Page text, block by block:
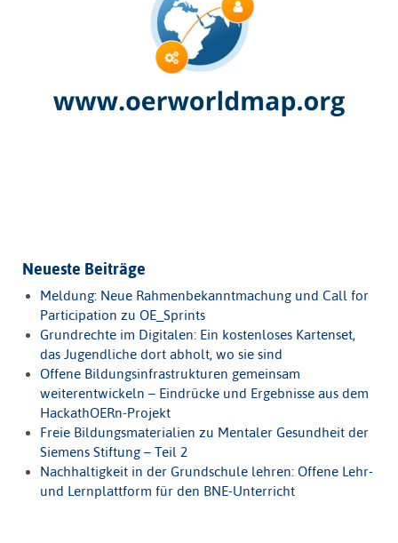
Neueste Beiträge
Meldung: Neue Rahmenbekanntmachung und Call for
Participation zu OE_Sprints
Grundrechte im Digitalen: Ein kostenloses Kartenset,
das Jugendliche dort abholt, wo sie sind
Offene Bildungsinfrastrukturen gemeinsam
weiterentwickeln – Eindrücke und Ergebnisse aus dem
HackathOERn-Projekt
Freie Bildungsmaterialien zu Mentaler Gesundheit der
Siemens Stiftung – Teil 2
Nachhaltigkeit in der Grundschule lehren: Offene Lehr-
und Lernplattform für den BNE-Unterricht